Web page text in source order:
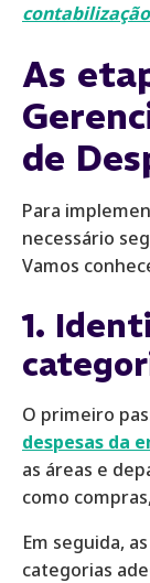
As
de
Para
necessário
Vamos
1.
O primeiro
despesas da
as áreas e
como
Em seguida,
categorias